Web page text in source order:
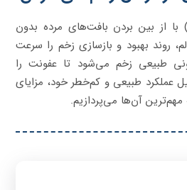
با از بین بردن بافت‌های مرده بدون
روند بهبود و بازسازی زخم را سرعت
طبیعی زخم می‌شود تا عفونت را
عملکرد طبیعی و کم‌خطر خود، مزایای
مهم‌ترین آن‌ها می‌پردازیم.